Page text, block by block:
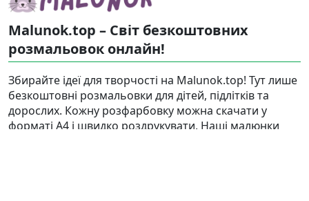
Malunok.top – Світ безкоштовних
розмальовок онлайн!
Збирайте ідеї для творчості на Malunok.top! Тут лише
безкоштовні розмальовки для дітей, підлітків та
дорослих. Кожну розфарбовку можна скачати у
форматі А4 і швидко роздрукувати. Наші малюнки